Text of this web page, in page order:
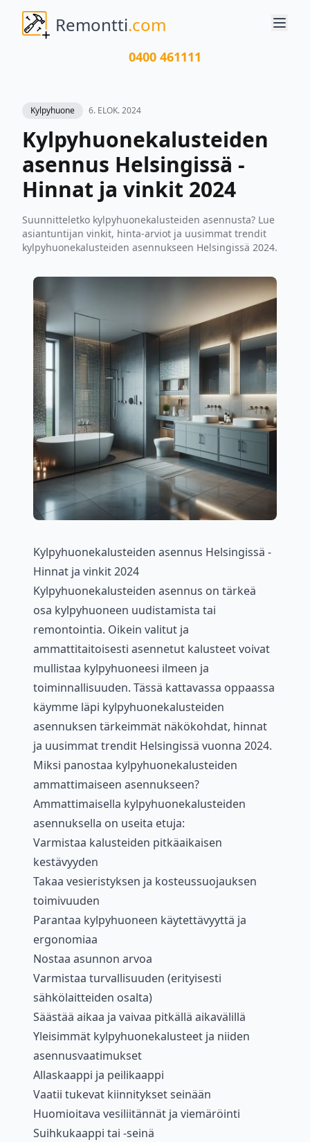
Remontti.com
0400 461111
Kylpyhuone 6. ELOK. 2024
Kylpyhuonekalusteiden
asennus Helsingissä -
Hinnat ja vinkit 2024
Suunnitteletko kylpyhuonekalusteiden asennusta? Lue
asiantuntijan vinkit, hinta-arviot ja uusimmat trendit
kylpyhuonekalusteiden asennukseen Helsingissä 2024.
Kylpyhuonekalusteiden asennus Helsingissä -
Hinnat ja vinkit 2024
Kylpyhuonekalusteiden asennus on tärkeä
osa kylpyhuoneen uudistamista tai
remontointia. Oikein valitut ja
ammattitaitoisesti asennetut kalusteet voivat
mullistaa kylpyhuoneesi ilmeen ja
toiminnallisuuden. Tässä kattavassa oppaassa
käymme läpi kylpyhuonekalusteiden
asennuksen tärkeimmät näkökohdat, hinnat
ja uusimmat trendit Helsingissä vuonna 2024.
Miksi panostaa kylpyhuonekalusteiden
ammattimaiseen asennukseen?
Ammattimaisella kylpyhuonekalusteiden
asennuksella on useita etuja:
Varmistaa kalusteiden pitkäaikaisen
kestävyyden
Takaa vesieristyksen ja kosteussuojauksen
toimivuuden
Parantaa kylpyhuoneen käytettävyyttä ja
ergonomiaa
Nostaa asunnon arvoa
Varmistaa turvallisuuden (erityisesti
sähkölaitteiden osalta)
Säästää aikaa ja vaivaa pitkällä aikavälillä
Yleisimmät kylpyhuonekalusteet ja niiden
asennusvaatimukset
Allaskaappi ja peilikaappi
Vaatii tukevat kiinnitykset seinään
Huomioitava vesiliitännät ja viemäröinti
Suihkukaappi tai -seinä